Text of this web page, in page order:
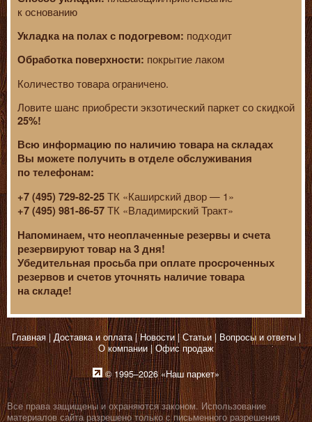
к основанию
Укладка на полах с подогревом: подходит
Обработка поверхности: покрытие лаком
Количество товара ограничено.
Ловите шанс приобрести экзотический паркет со скидкой
25%!
Всю информацию по наличию товара на складах
Вы можете получить в отделе обслуживания
по телефонам:
+7 (495) 729-82-25ТК «Каширский двор — 1»
+7 (495) 981-86-57ТК «Владимирский Тракт»
Напоминаем, что неоплаченные резервы и счета
резервируют товар на 3 дня!
Убедительная просьба при оплате просроченных
резервов и счетов уточнять наличие товара
на складе!
Главная Доставка и оплата Новости Статьи
Вопросы и ответы
О компании Офис продаж
© 1995–2026 «Наш паркет»
Все права защищены и охраняются законом. Использование
материалов сайта разрешено только с письменного разрешения